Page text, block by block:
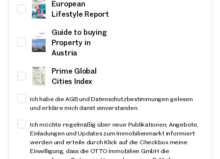
European
Lifestyle Report
Guide to buying
Property in
Austria
Prime Global
Cities Index
Ich habe die AGB und Datenschutzbestimmungen gelesen
und erkläre mich damit einverstanden.
Ich möchte regelmäßig über neue Publikationen, Angebote,
Einladungen und Updates zum Immobilienmarkt informiert
werden und erteile durch Klick auf die Checkbox meine
Einwilligung, dass die OTTO Immobilien GmbH die